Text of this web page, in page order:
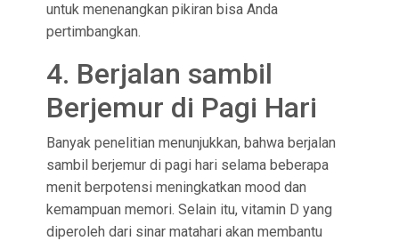
untuk menenangkan pikiran bisa Anda
pertimbangkan.
4. Berjalan sambil
Berjemur di Pagi Hari
Banyak penelitian menunjukkan, bahwa berjalan
sambil berjemur di pagi hari selama beberapa
menit berpotensi meningkatkan mood dan
kemampuan memori. Selain itu, vitamin D yang
diperoleh dari sinar matahari akan membantu